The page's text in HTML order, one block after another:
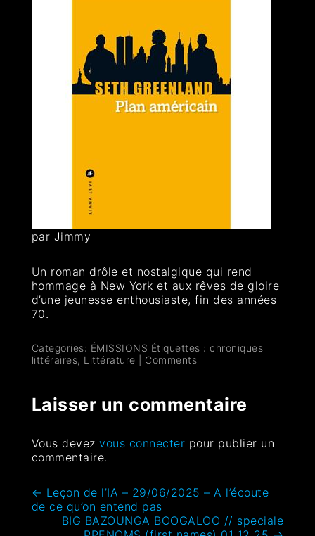
par Jimmy
Un roman drôle et nostalgique qui rend
hommage à New York et aux rêves de gloire
d’une jeunesse enthousiaste, fin des années
70.
Categories: ÉMISSIONS Étiquettes :chroniques
littéraires, Littérature Comments
Laisser un commentaire
Vous devezvous connecter pour publier un
commentaire.
← Leçon de l’IA – 29/06/2025 – A l’écoute
de ce qu’on entend pas
BIG BAZOUNGA BOOGALOO // speciale